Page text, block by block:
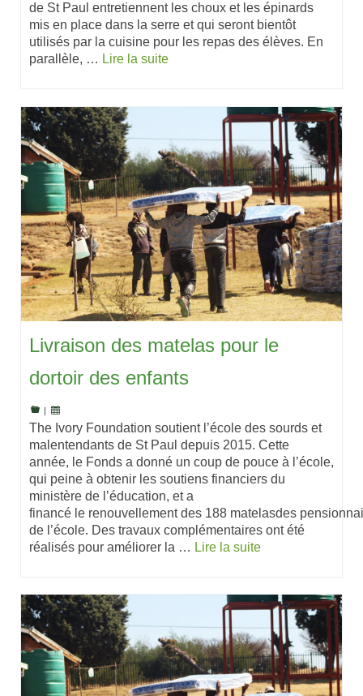
de St Paul entretiennent les choux et les épinards
mis en place dans la serre et qui seront bientôt
utilisés par la cuisine pour les repas des élèves. En
parallèle, … Lire la suite
Livraison des matelas pour le
dortoir des enfants
The Ivory Foundation soutient l’école des sourds et
malentendants de St Paul depuis 2015. Cette
année, le Fonds a donné un coup de pouce à l’école,
qui peine à obtenir les soutiens financiers du
ministère de l’éducation, et a
financé le renouvellement des 188 matelasdes
de l’école. Des travaux complémentaires ont été
réalisés pour améliorer la … Lire la suite